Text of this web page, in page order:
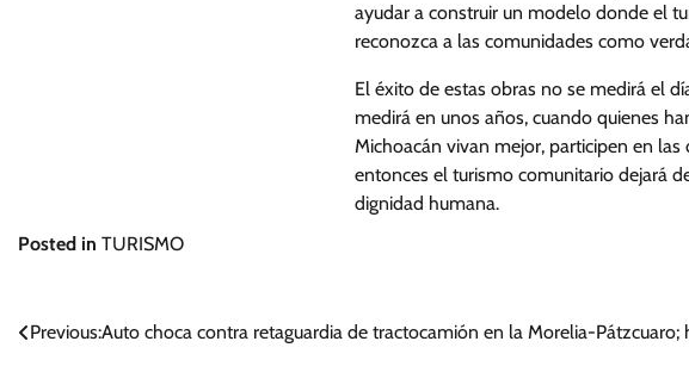
ayudar a construir un modelo donde el
reconozca a las comunidades como
El éxito de estas obras no se medirá el
medirá en unos años, cuando quienes
Michoacán vivan mejor, participen en
entonces el turismo comunitario dejará
dignidad humana.
Posted in TURISMO
Navegación
Previous:Auto choca contra retaguardia de tractocamión en la Morelia-Pátzcuaro;